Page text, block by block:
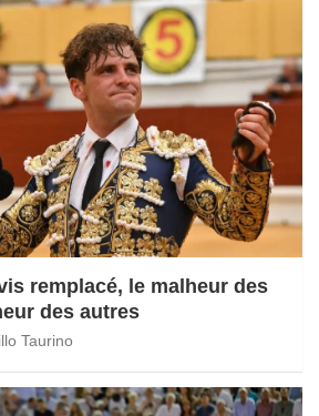
remplacé, le malheur des
des autres
Taurino